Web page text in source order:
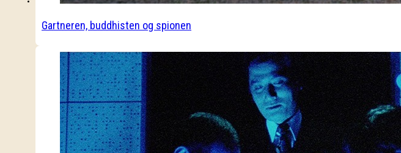
Gartneren, buddhisten og spionen